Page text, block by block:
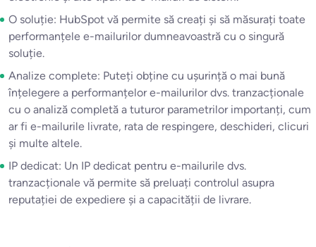
O soluție: HubSpot vă permite să creați și să măsurați toate
performanțele e-mailurilor dumneavoastră cu o singură
soluție.
Analize complete: Puteți obține cu ușurință o mai bună
înțelegere a performanțelor e-mailurilor dvs. tranzacționale
cu o analiză completă a tuturor parametrilor importanți, cum
ar fi e-mailurile livrate, rata de respingere, deschideri, clicuri
și multe altele.
IP dedicat: Un IP dedicat pentru e-mailurile dvs.
tranzacționale vă permite să preluați controlul asupra
reputației de expediere și a capacității de livrare.